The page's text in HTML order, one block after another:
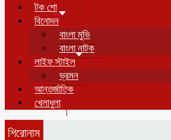
টক শো
বিনোদন
বাংলা মুভি
বাংলা নাটক
লাইফ স্টাইল
ভ্রমন
আন্তর্জাতিক
খেলাধুলা
শিরোনাম